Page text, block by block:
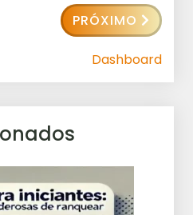
PRÓXIMO
Dashboard